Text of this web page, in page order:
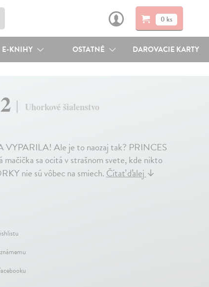
0 ks
E-KNIHY OSTATNÉ DAROVACIE KARTY
Uhorkové šialenstvo
Ale je to naozaj tak? PRINCES
sa ocitá v strašnom svete, kde nikto
nie sú vôbec na smiech.Čítať ďalej↓